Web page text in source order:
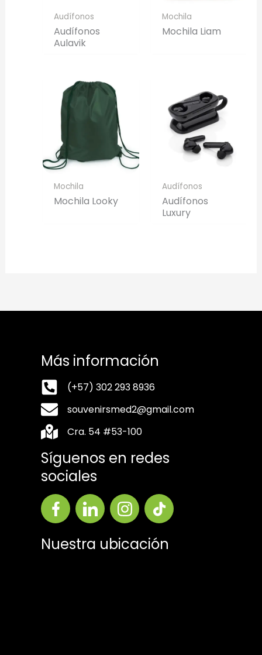
Audífonos
Audífonos
Aulavik
Mochila
Mochila Liam
Mochila
Mochila Looky
Audífonos
Audífonos
Luxury
Más información
(+57) 302 293 8936
souvenirsmed2@gmail.com
Cra. 54 #53-100
Síguenos en redes
sociales
Nuestra ubicación